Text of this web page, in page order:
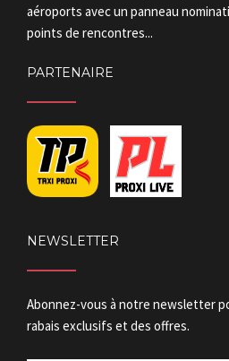
aéroports avec un panneau
points de rencontres...
PARTENAIRE
NEWSLETTER
Abonnez-vous à notre newsletter
rabais exclusifs et des offres.